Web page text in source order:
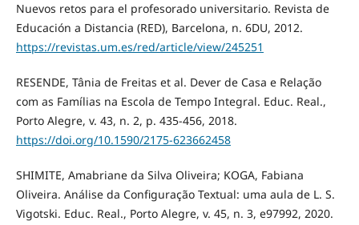
Nuevos retos para el profesorado universitario. Revista de
Educación a Distancia (RED), Barcelona, n. 6DU, 2012.
https://revistas.um.es/red/article/view/245251
RESENDE, Tânia de Freitas et al. Dever de Casa e Relação
com as Famílias na Escola de Tempo Integral. Educ. Real.,
Porto Alegre, v. 43, n. 2, p. 435-456, 2018.
https://doi.org/10.1590/2175-623662458
SHIMITE, Amabriane da Silva Oliveira; KOGA, Fabiana
Oliveira. Análise da Configuração Textual: uma aula de L. S.
Vigotski. Educ. Real., Porto Alegre, v. 45, n. 3, e97992, 2020.